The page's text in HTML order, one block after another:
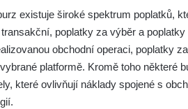
existuje široké spektrum poplatků,
poplatky za výběr a
obchodní operaci, poplatky
platformě. Kromě toho některé
které ovlivňují náklady spojené s